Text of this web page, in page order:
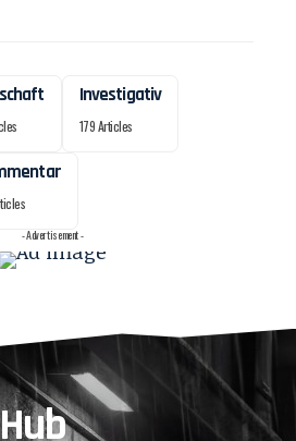
Investigativ
179 Articles
- Advertisement -